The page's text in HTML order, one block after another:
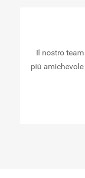
Il nostro
più